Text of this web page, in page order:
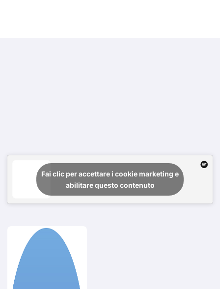
Fai clic per accettare i cookie marketing e
abilitare questo contenuto